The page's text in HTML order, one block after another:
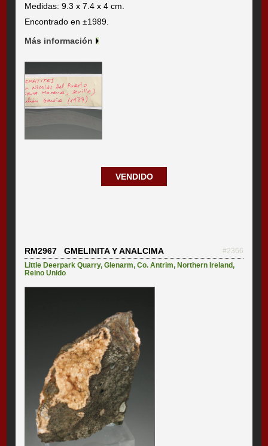
Medidas: 9.3 x 7.4 x 4 cm.
Encontrado en ±1989.
Más información
VENDIDO
RM2967 GMELINITA Y ANALCIMA
#2366
Little Deerpark Quarry,Glenarm,Co. Antrim,Northern Ireland,
Reino Unido